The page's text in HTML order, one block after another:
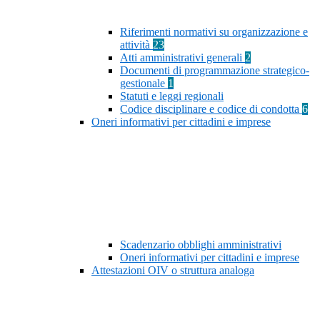
Riferimenti normativi su organizzazione e
attività 23
Atti amministrativi generali 2
Documenti di programmazione strategico-
gestionale 1
Statuti e leggi regionali
Codice disciplinare e codice di condotta 6
Oneri informativi per cittadini e imprese
Scadenzario obblighi amministrativi
Oneri informativi per cittadini e imprese
Attestazioni OIV o struttura analoga